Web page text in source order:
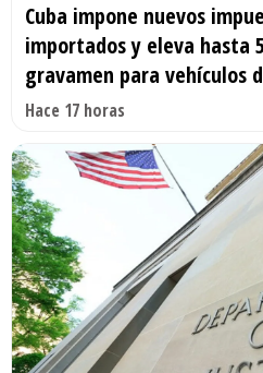
Cuba impone nuevos
importados y eleva hasta
gravamen para vehículos
Hace 17 horas